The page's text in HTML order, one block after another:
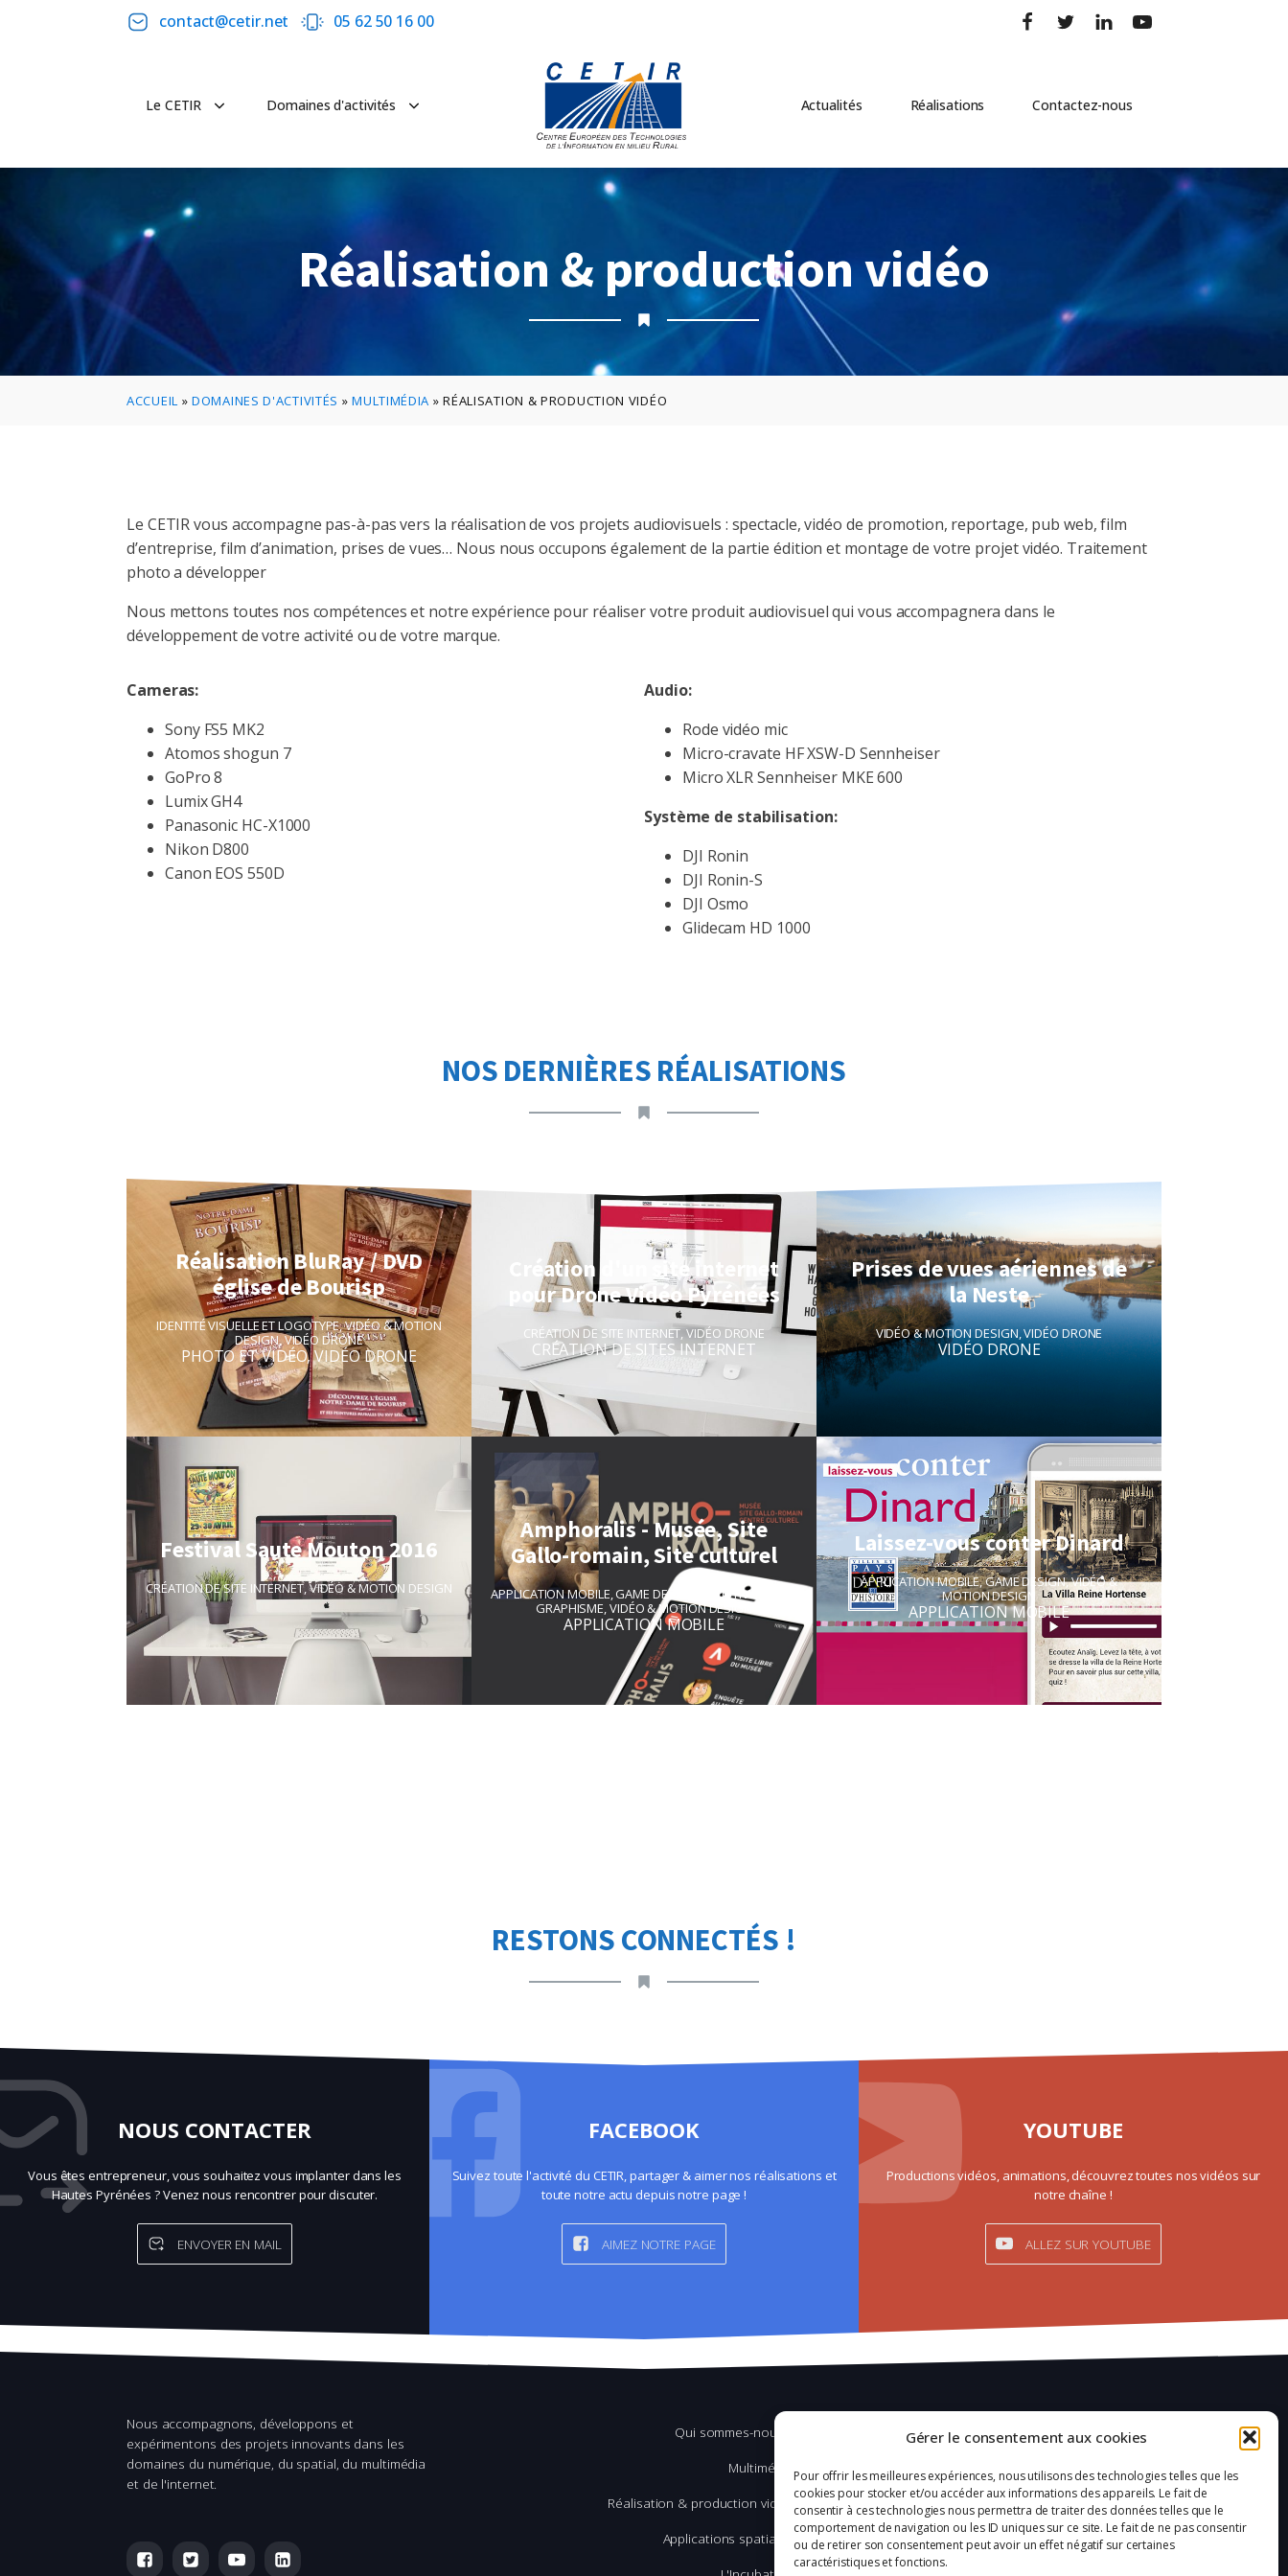
Gérer le consentement aux cookies
Pour offrir les meilleures expériences, nous utilisons des technologies telles que les
cookies pour stocker et/ou accéder aux informations des appareils. Le fait de
consentir à ces technologies nous permettra de traiter des données telles que le
comportement de navigation ou les ID uniques sur ce site. Le fait de ne pas consentir
ou de retirer son consentement peut avoir un effet négatif sur certaines
caractéristiques et fonctions.
contact@cetir.net 05 62 50 16 00
Le CETIR Domaines d'activités Actualités Réalisations Contactez-nous
Réalisation & production vidéo
ACCUEIL »DOMAINES D'ACTIVITÉS »MULTIMÉDIA »RÉALISATION & PRODUCTION VIDÉO
Le CETIR vous accompagne pas-à-pas vers la réalisation de vos projets audiovisuels : spectacle, vidéo de promotion, reportage, pub web, film
d’entreprise, film d’animation, prises de vues… Nous nous occupons également de la partie édition et montage de votre projet vidéo. Traitement
photo a développer
Nous mettons toutes nos compétences et notre expérience pour réaliser votre produit audiovisuel qui vous accompagnera dans le
développement de votre activité ou de votre marque.
Cameras:
Sony FS5 MK2
Atomos shogun 7
GoPro 8
Lumix GH4
Panasonic HC-X1000
Nikon D800
Canon EOS 550D
Audio:
Rode vidéo mic
Micro-cravate HF XSW-D Sennheiser
Micro XLR Sennheiser MKE 600
Système de stabilisation:
DJI Ronin
DJI Ronin-S
DJI Osmo
Glidecam HD 1000
NOS DERNIÈRES RÉALISATIONS
Réalisation BluRay / DVD
église de Bourisp
IDENTITÉ VISUELLE ET LOGOTYPE,VIDÉO & MOTION
DESIGN,VIDÉO DRONE
PHOTO ET VIDÉO,VIDÉO DRONE
Création d'un site internet
pour Drone Vidéo Pyrénées
CRÉATION DE SITE INTERNET,VIDÉO DRONE
CRÉATION DE SITES INTERNET
Prises de vues aériennes de
la Neste
VIDÉO & MOTION DESIGN,VIDÉO DRONE
VIDÉO DRONE
Festival Saute Mouton 2016
CRÉATION DE SITE INTERNET,VIDÉO & MOTION DESIGN
Amphoralis - Musée, Site
Gallo-romain, Site culturel
APPLICATION MOBILE,GAME DESIGN
ILLUSTRATION ET
GRAPHISME,VIDÉO & MOTION DESIGN
APPLICATION MOBILE
Laissez-vous conter Dinard
APPLICATION MOBILE,GAME DESIGN,VIDÉO &
MOTION DESIGN
APPLICATION MOBILE
RESTONS CONNECTÉS !
NOUS CONTACTER
Vous êtes entrepreneur, vous souhaitez vous implanter dans les
Hautes Pyrénées ? Venez nous rencontrer pour discuter.
ENVOYER EN MAIL
FACEBOOK
Suivez toute l'activité du CETIR, partager & aimer nos réalisations et
toute notre actu depuis notre page !
AIMEZ NOTRE PAGE
YOUTUBE
Productions vidéos, animations, découvrez toutes nos vidéos sur
notre chaîne !
ALLEZ SUR YOUTUBE
Nous accompagnons, développons et
expérimentons des projets innovants dans les
domaines du numérique, du spatial, du multimédia
et de l'internet.
Qui sommes-nous ?
Multimédia
Réalisation & production vidéo
Applications spatiales
Mentions légales
Confidentialité
Plan du site
Politique de cookies (UE)